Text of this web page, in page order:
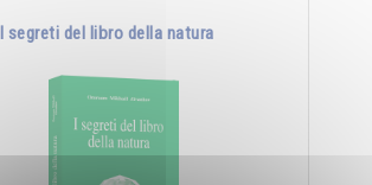
I segreti del libro della natura